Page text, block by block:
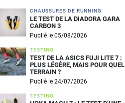
CHAUSSURES DE RUNNING
LE TEST DE LA DIADORA GARA
CARBON 3
Publié le 05/08/2026
TESTING
TEST DE LA ASICS FUJI LITE 7 :
PLUS LÉGÈRE, MAIS POUR QUEL
TERRAIN ?
Publié le 24/07/2026
TESTING